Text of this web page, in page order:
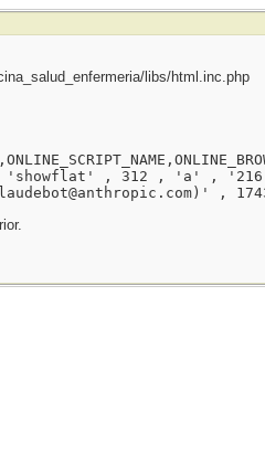
libs/html.inc.php
, 'showflat' , 312 , 'a' ,